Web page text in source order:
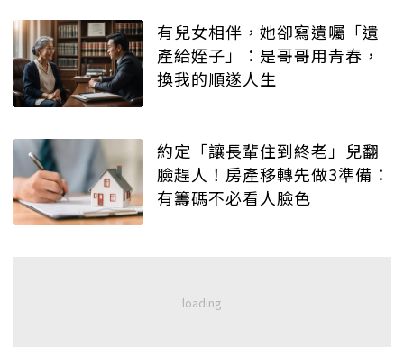
有兒女相伴，她卻寫遺囑「遺
產給姪子」：是哥哥用青春，
換我的順遂人生
約定「讓長輩住到終老」兒翻
臉趕人！房產移轉先做3準備：
有籌碼不必看人臉色